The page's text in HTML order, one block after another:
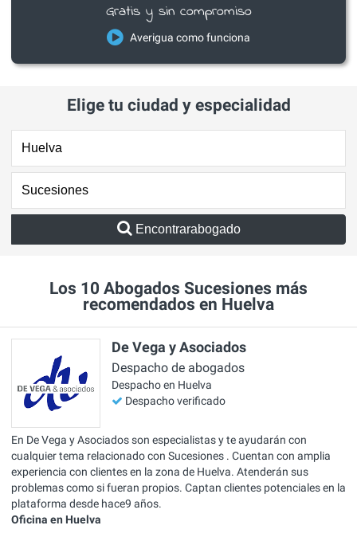
Gratis y sin compromiso
Averigua como funciona
Elige tu ciudad y especialidad
Encontrarabogado
Los 10 Abogados Sucesiones más
recomendados en Huelva
De Vega y Asociados
Despacho de abogados
Despacho en Huelva
Despacho verificado
En De Vega y Asociados son especialistas y te ayudarán con
cualquier tema relacionado con Sucesiones . Cuentan con amplia
experiencia con clientes en la zona de Huelva. Atenderán sus
problemas como si fueran propios. Captan clientes potenciales en la
plataforma desde hace9 años.
Oficina en Huelva